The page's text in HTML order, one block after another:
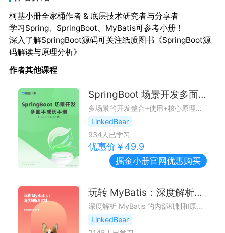
柯基小册全家桶作者 & 底层技术研究者与分享者
学习Spring、SpringBoot、MyBatis可参考小册！
深入了解SpringBoot源码可关注纸质图书《SpringBoot源
码解读与原理分析》
作者其他课程
SpringBoot 场景开发多面手成长手册
多场景的开发整合+使用+核心原理剖析，广度深度全都要。
LinkedBear
934人已学习
优惠价￥ 49.9
掘金小册官网优惠购买
玩转 MyBatis：深度解析与定制
深度解析 MyBatis 的内部机制和原理，带你分析 MyBatis 的各个特性的底层设计，并且在 MyBatis 的基础之上做二次封装。
LinkedBear